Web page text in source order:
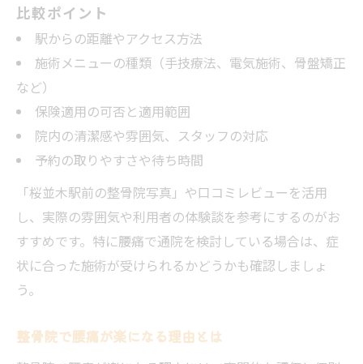
比較ポイント
駅からの距離やアクセス方法
施術メニューの種類（手技療法、電気施術、骨盤矯正
など）
保険適用の可否と適用範囲
院内の清潔感や雰囲気、スタッフの対応
予約の取りやすさや待ち時間
「桜並木駅前の整骨院写真」や口コミレビューを活用
し、実際の雰囲気や利用者の体験談を参考にするのがお
すすめです。特に腰痛で通院を検討している場合は、症
状に合った施術が受けられるかどうかも確認しましょ
う。
整骨院で腰痛が楽になる理由とは